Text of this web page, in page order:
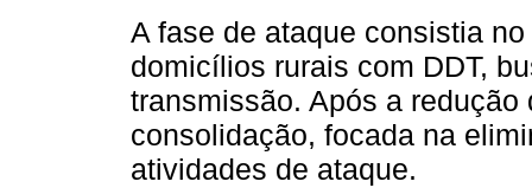
A fase de ataque consistia
domicílios rurais com DDT,
transmissão. Após a
consolidação, focada na
atividades de ataque.